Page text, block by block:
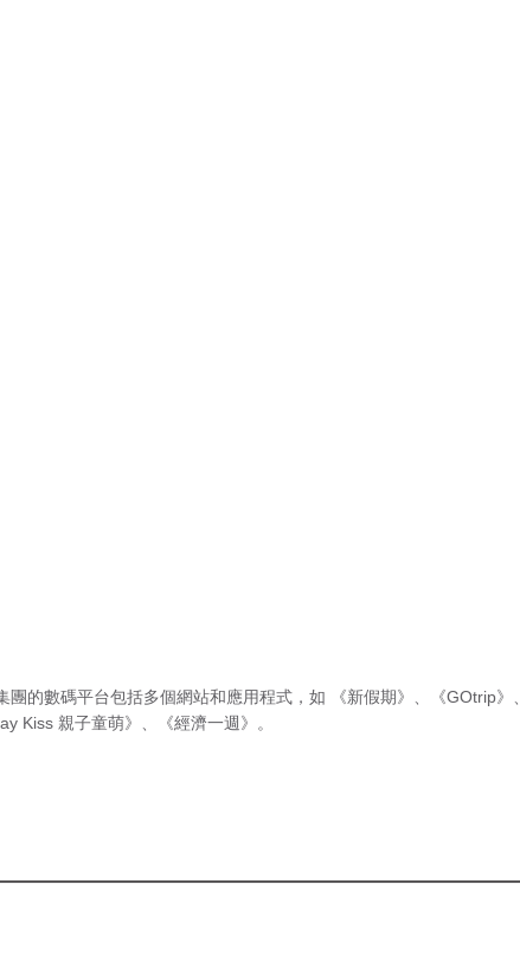
團的數碼平台包括多個網站和應用程式，如 《新假期》 《GOtrip》
Kiss 親子童萌》
《經濟一週》 。